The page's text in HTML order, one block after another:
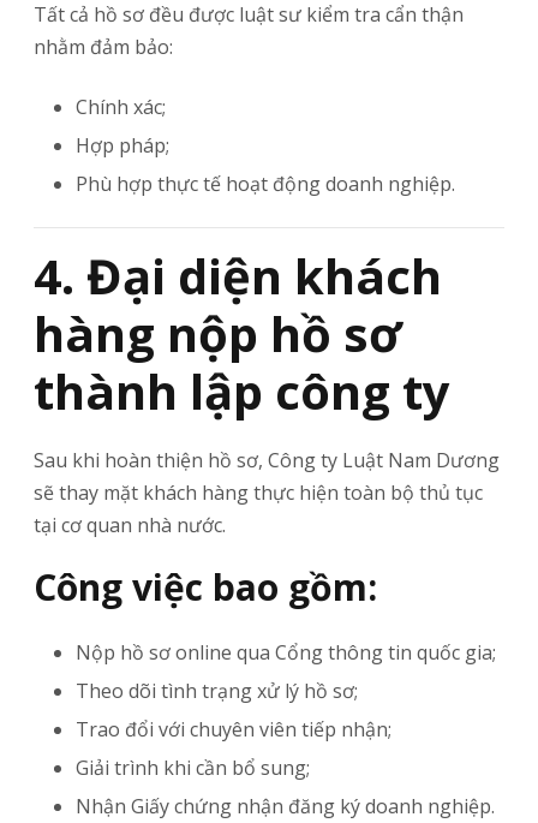
Tất cả hồ sơ đều được luật sư kiểm tra cẩn thận
nhằm đảm bảo:
Chính xác;
Hợp pháp;
Phù hợp thực tế hoạt động doanh nghiệp.
4. Đại diện khách
hàng nộp hồ sơ
thành lập công ty
Sau khi hoàn thiện hồ sơ, Công ty Luật Nam Dương
sẽ thay mặt khách hàng thực hiện toàn bộ thủ tục
tại cơ quan nhà nước.
Công việc bao gồm:
Nộp hồ sơ online qua Cổng thông tin quốc gia;
Theo dõi tình trạng xử lý hồ sơ;
Trao đổi với chuyên viên tiếp nhận;
Giải trình khi cần bổ sung;
Nhận Giấy chứng nhận đăng ký doanh nghiệp.